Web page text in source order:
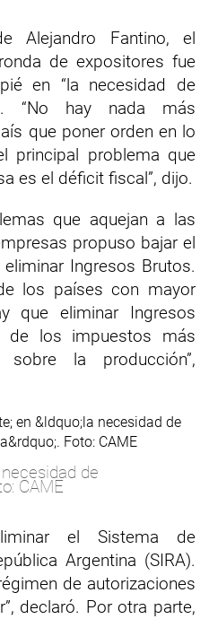
Alejandro Fantino, el
de expositores fue
en “la necesidad de
“No hay nada más
que poner orden en lo
principal problema que
es el déficit fiscal”, dijo.
que aquejan a las
propuso bajar el
Ingresos Brutos.
los países con mayor
que eliminar Ingresos
de los impuestos más
la producción”,
de
CAME
el Sistema de
Argentina (SIRA).
de autorizaciones
declaró. Por otra parte,